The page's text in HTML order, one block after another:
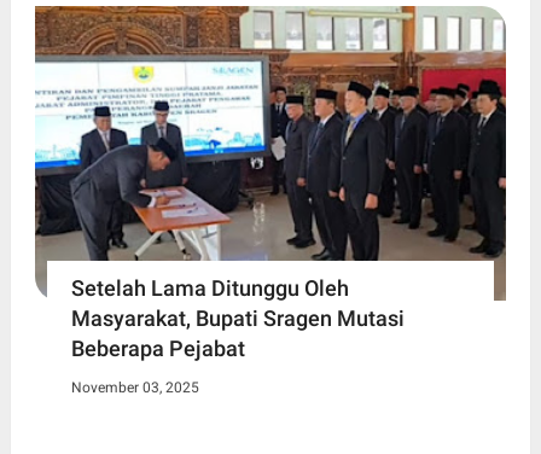
Setelah Lama Ditunggu Oleh
Masyarakat, Bupati Sragen Mutasi
Beberapa Pejabat
November 03, 2025